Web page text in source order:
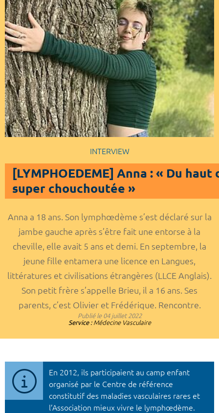
INTERVIEW
[LYMPHOEDEME] Anna : « Du
super chouchoutée »
Anna a 18 ans. Son lymphœdème s’est déclaré sur la
jambe gauche après s’être fait une entorse à la
cheville, elle avait 5 ans et demi. En septembre, la
jeune fille entamera une licence en Langues,
littératures et civilisations étrangères (LLCE Anglais).
Son petit frère s’appelle Brieu, il a 16 ans. Ses
parents, c’est Olivier et Frédérique. Rencontre.
Publié le04 juillet 2022
Service : Médecine Vasculaire
En 2012, ils participaient au camp enfant
organisé par le Centre de référence
constitutif des maladies vasculaires rares et
l’Association mieux vivre le lymphœdème.